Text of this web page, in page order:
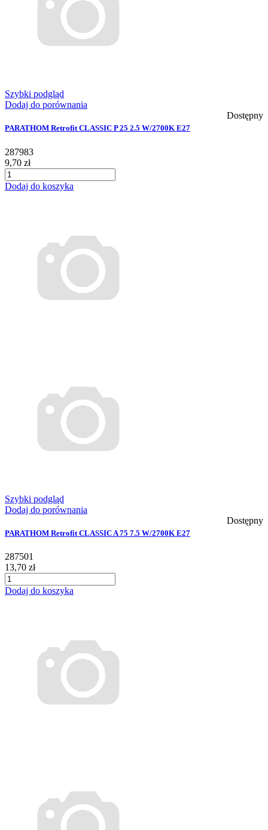
Szybki podgląd
Dodaj do porównania
Dostępny
PARATHOM Retrofit CLASSIC P 25 2.5 W/2700K E27
287983
9,70 zł
Dodaj do koszyka
Szybki podgląd
Dodaj do porównania
Dostępny
PARATHOM Retrofit CLASSIC A 75 7.5 W/2700K E27
287501
13,70 zł
Dodaj do koszyka